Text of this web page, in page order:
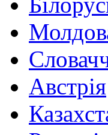
Австрія